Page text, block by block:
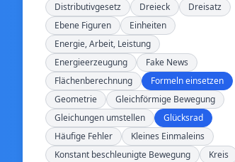
Distributivgesetz
Dreieck
Dreisatz
Ebene Figuren
Einheiten
Energie, Arbeit, Leistung
Energieerzeugung
Fake News
Flächenberechnung
Formeln einsetzen
Geometrie
Gleichförmige Bewegung
Gleichungen umstellen
Glücksrad
Häufige Fehler
Kleines Einmaleins
Konstant beschleunigte Bewegung
Kreis